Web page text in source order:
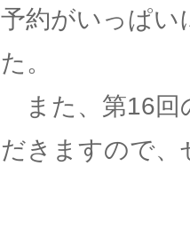
予約がいっぱい
た。
また、第16回
だきますので、